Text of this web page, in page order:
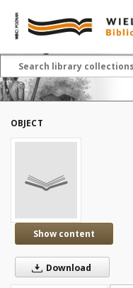
OBJECT
Show content
Download